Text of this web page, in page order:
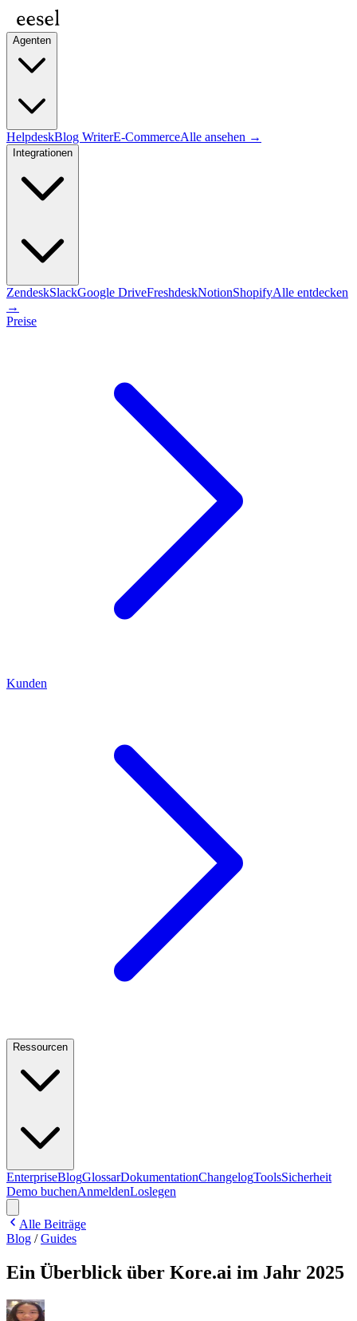
Agenten
HelpdeskBlog WriterE-CommerceAlle ansehen →
Integrationen
ZendeskSlackGoogle DriveFreshdeskNotionShopifyAlle entdecken
→
Preise
Kunden
Ressourcen
EnterpriseBlogGlossarDokumentationChangelogToolsSicherheit
Demo buchenAnmeldenLoslegen
Alle Beiträge
Blog /Guides
Ein Überblick über Kore.ai im Jahr 2025